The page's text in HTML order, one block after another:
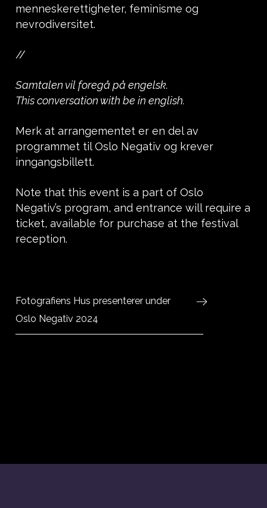
menneskerettigheter, feminisme og
nevrodiversitet.
//
Samtalen vil foregå på engelsk.
This conversation with be in english.
Merk at arrangementet er en del av
programmet til Oslo Negativ og krever
inngangsbillett.
Note that this event is a part of Oslo
Negativ’s program, and entrance will require a
ticket, available for purchase at the festival
reception.
Fotografiens Hus presenterer under
Oslo Negativ 2024